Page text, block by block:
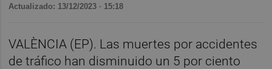
Actualizado: 13/12/2023 · 15:18
VALÈNCIA (EP). Las muertes por accidentes
de tráfico han disminuido un 5 por ciento